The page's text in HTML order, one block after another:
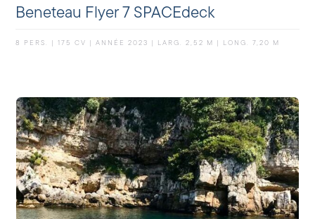
Beneteau Flyer 7 SPACEdeck
8 PERS. | 175 CV | ANNÉE 2023 | LARG. 2,52 M | LONG. 7,20 M